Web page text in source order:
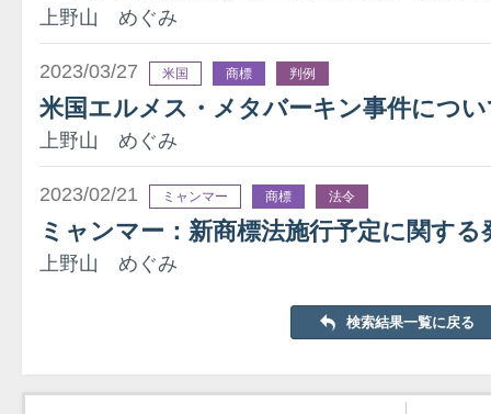
上野山 めぐみ
2023/03/27 米国 商標 判例
米国エルメス・メタバーキン事件につ
上野山 めぐみ
2023/02/21 ミャンマー 商標 法令
ミャンマー：新商標法施行予定に関す
上野山 めぐみ
検索結果一覧に戻る